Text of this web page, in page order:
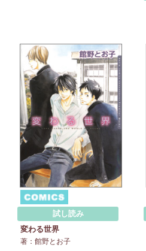
試し読み
変わる世界
著：館野とお子